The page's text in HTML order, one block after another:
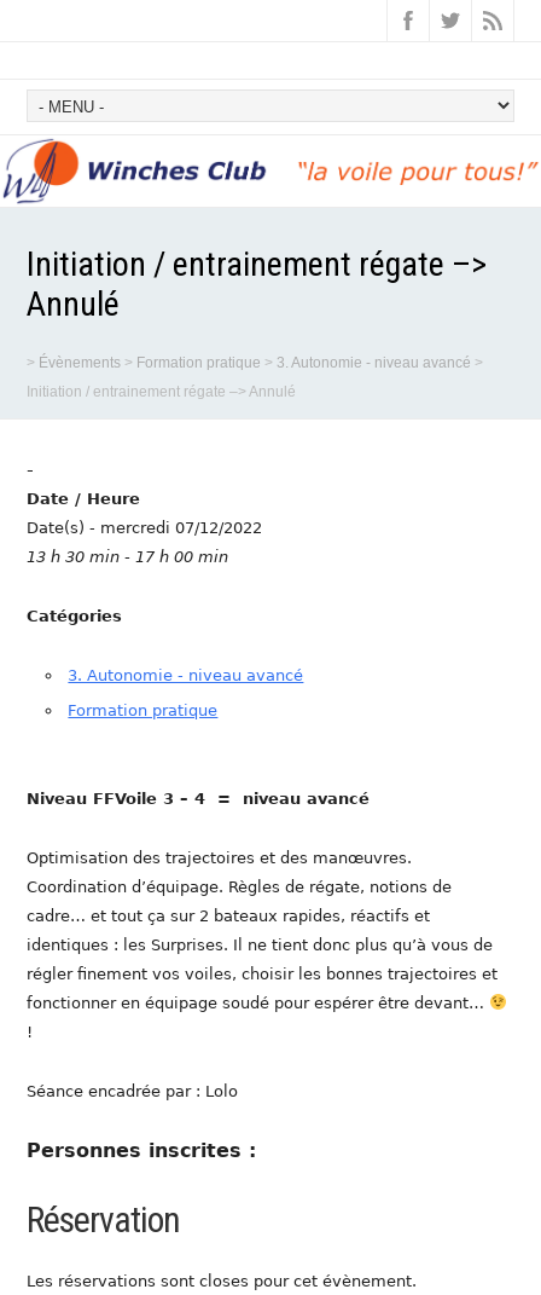
Initiation / entrainement régate –>
Annulé
> Évènements > Formation pratique > 3. Autonomie - niveau avancé >
Initiation / entrainement régate –> Annulé
-
Date / Heure
Date(s) - mercredi 07/12/2022
13 h 30 min - 17 h 00 min
Catégories
3. Autonomie - niveau avancé
Formation pratique
Niveau FFVoile 3 – 4 = niveau avancé
Optimisation des trajectoires et des manœuvres.
Coordination d’équipage. Règles de régate, notions de
cadre… et tout ça sur 2 bateaux rapides, réactifs et
identiques : les Surprises. Il ne tient donc plus qu’à vous de
régler finement vos voiles, choisir les bonnes trajectoires et
fonctionner en équipage soudé pour espérer être devant…
!
Séance encadrée par : Lolo
Personnes inscrites :
Réservation
Les réservations sont closes pour cet évènement.